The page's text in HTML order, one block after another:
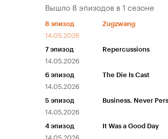
Вышло 8 эпизодов в 1 сезоне
8 эпизод
14.05.2026
Zugzwang
7 эпизод
14.05.2026
Repercussions
6 эпизод
14.05.2026
The Die Is Cast
5 эпизод
14.05.2026
Business. Never
4 эпизод
14.05.2026
It Was a Good Day